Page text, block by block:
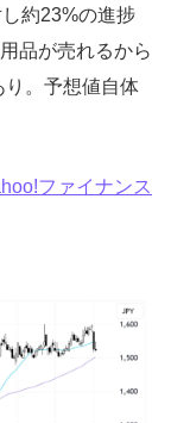
約23%の進捗
品が売れるから
。予想値自体
ファイナンス